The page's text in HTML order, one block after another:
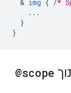
  &
img { /*
...
}
}
@scope